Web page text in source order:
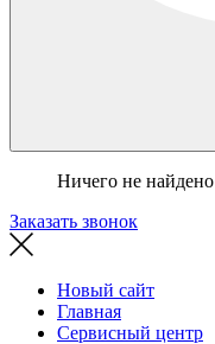
Ничего не найдено
Заказать звонок
Новый сайт
Главная
Сервисный центр